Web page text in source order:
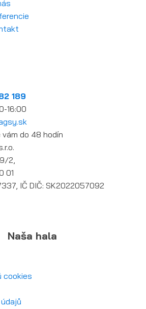
189
16:00
vám do 48 hodín
2,
01
IČ DIČ: SK2022057092
Naša hala
cookies